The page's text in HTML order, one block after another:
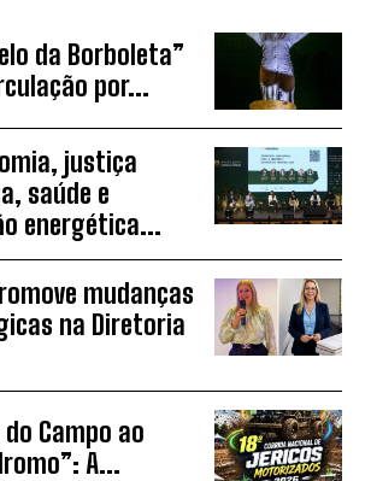
da Borboleta”
por...
justiça
saúde e
energética...
mudanças
na Diretoria
Campo ao
A...